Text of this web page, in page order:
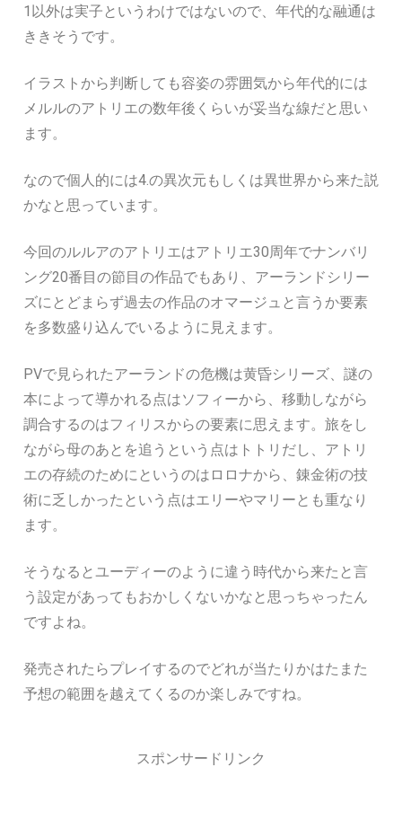
1以外は実子というわけではないので、年代的な融通は
ききそうです。
イラストから判断しても容姿の雰囲気から年代的には
メルルのアトリエの数年後くらいが妥当な線だと思い
ます。
なので個人的には4.の異次元もしくは異世界から来た説
かなと思っています。
今回のルルアのアトリエはアトリエ30周年でナンバリ
ング20番目の節目の作品でもあり、アーランドシリー
ズにとどまらず過去の作品のオマージュと言うか要素
を多数盛り込んでいるように見えます。
PVで見られたアーランドの危機は黄昏シリーズ、謎の
本によって導かれる点はソフィーから、移動しながら
調合するのはフィリスからの要素に思えます。旅をし
ながら母のあとを追うという点はトトリだし、アトリ
エの存続のためにというのはロロナから、錬金術の技
術に乏しかったという点はエリーやマリーとも重なり
ます。
そうなるとユーディーのように違う時代から来たと言
う設定があってもおかしくないかなと思っちゃったん
ですよね。
発売されたらプレイするのでどれが当たりかはたまた
予想の範囲を越えてくるのか楽しみですね。
スポンサードリンク